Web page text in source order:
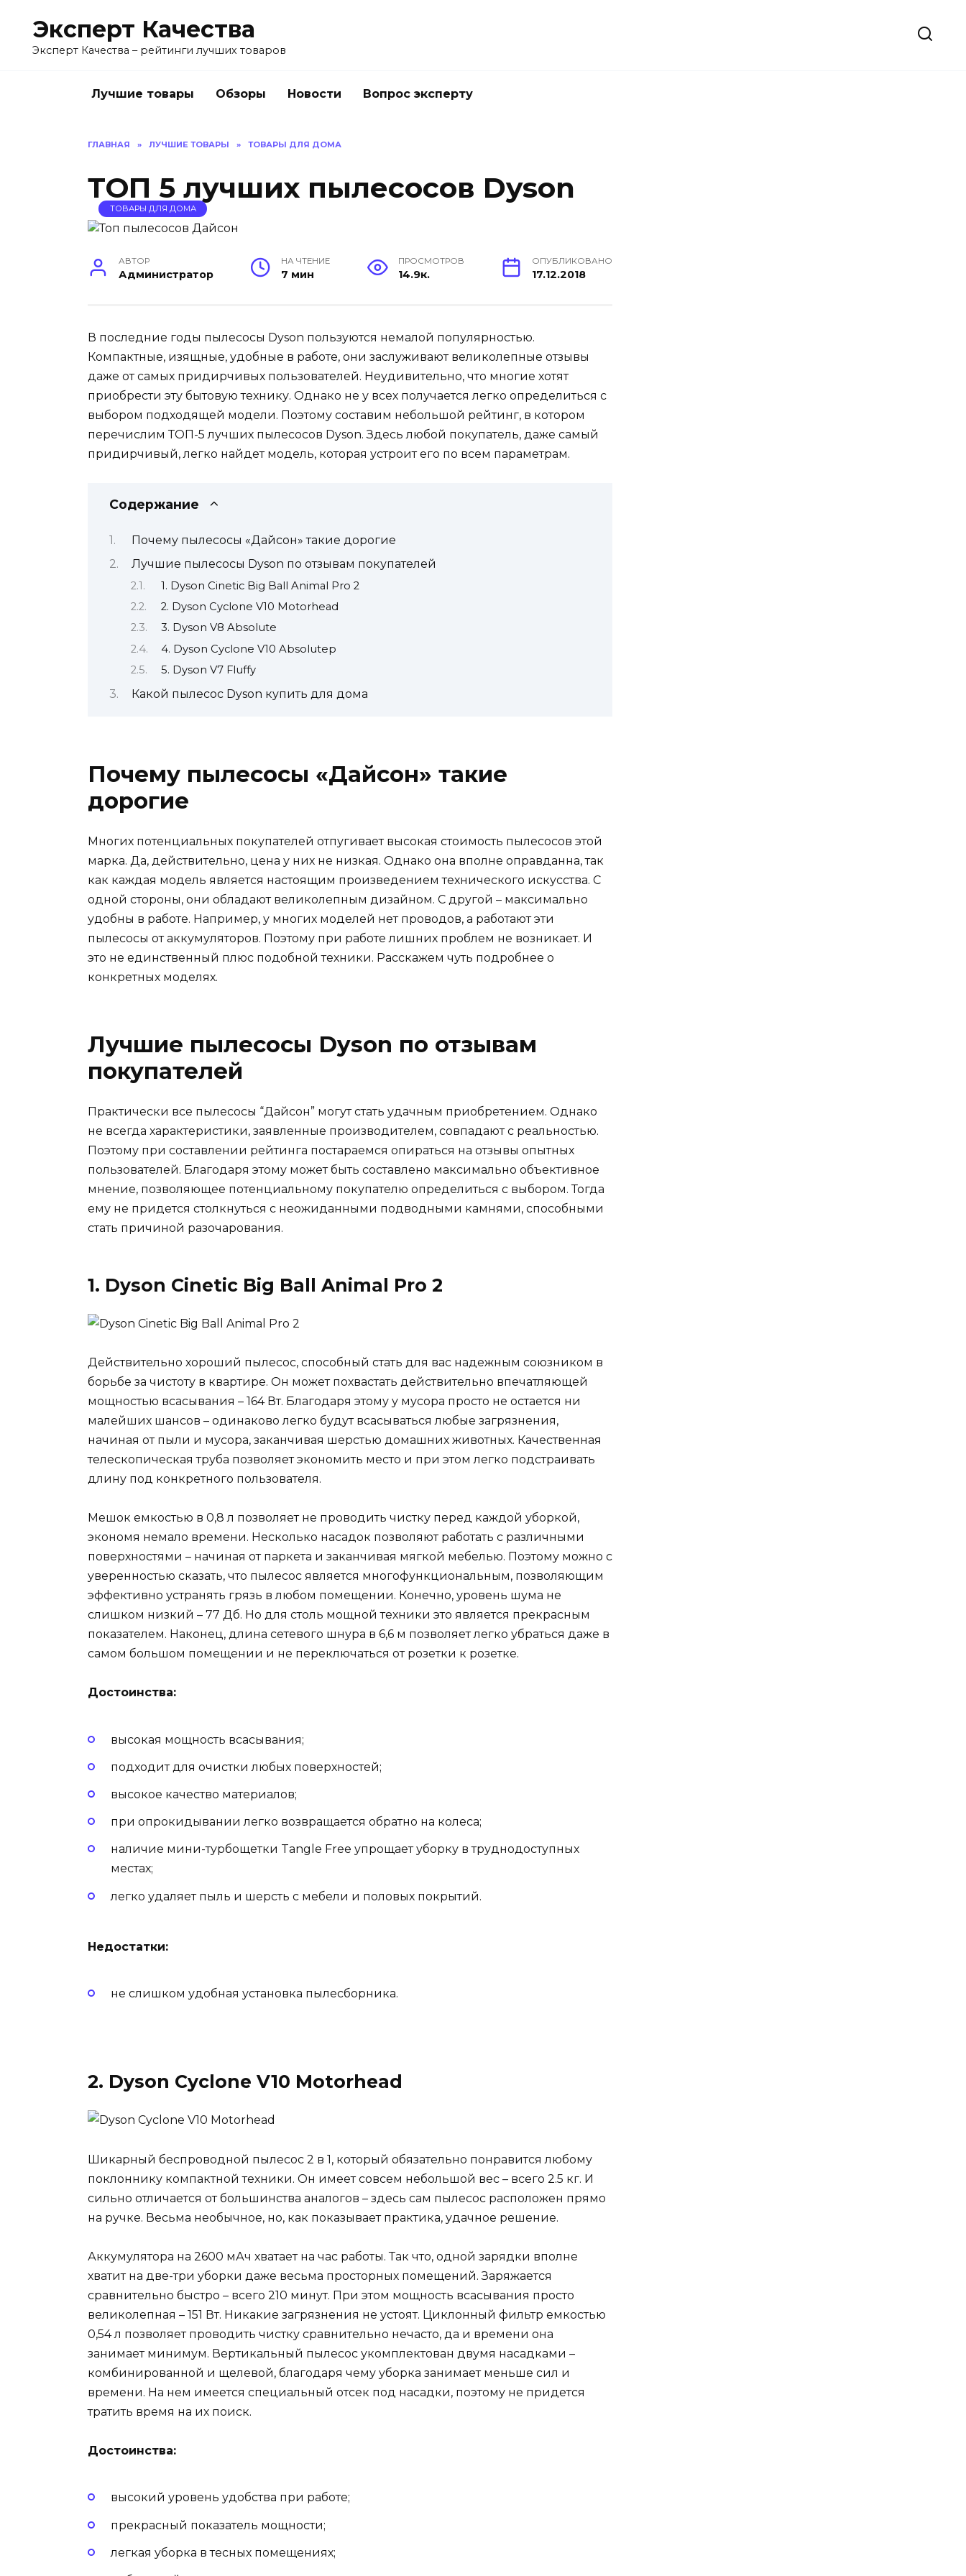
содержанию
Эксперт Качества
Эксперт Качества – рейтинги лучших товаров
Лучшие товары Обзоры Новости Вопрос эксперту
ГЛАВНАЯ » ЛУЧШИЕ ТОВАРЫ » ТОВАРЫ ДЛЯ ДОМА
ТОП 5 лучших пылесосов Dyson
ТОВАРЫ ДЛЯ ДОМА
АВТОР
Администратор
НА ЧТЕНИЕ
7 мин
ПРОСМОТРОВ
14.9к.
ОПУБЛИКОВАНО
17.12.2018
В последние годы пылесосы Dyson пользуются немалой популярностью.
Компактные, изящные, удобные в работе, они заслуживают великолепные отзывы
даже от самых придирчивых пользователей. Неудивительно, что многие хотят
приобрести эту бытовую технику. Однако не у всех получается легко определиться с
выбором подходящей модели. Поэтому составим небольшой рейтинг, в котором
перечислим ТОП-5 лучших пылесосов Dyson. Здесь любой покупатель, даже самый
придирчивый, легко найдет модель, которая устроит его по всем параметрам.
Содержание
Почему пылесосы «Дайсон» такие дорогие
Лучшие пылесосы Dyson по отзывам покупателей
1. Dyson Cinetic Big Ball Animal Pro 2
2. Dyson Cyclone V10 Motorhead
3. Dyson V8 Absolute
4. Dyson Cyclone V10 Absoluteр
5. Dyson V7 Fluffy
Какой пылесос Dyson купить для дома
Почему пылесосы «Дайсон» такие
дорогие
Многих потенциальных покупателей отпугивает высокая стоимость пылесосов этой
марка. Да, действительно, цена у них не низкая. Однако она вполне оправданна, так
как каждая модель является настоящим произведением технического искусства. С
одной стороны, они обладают великолепным дизайном. С другой – максимально
удобны в работе. Например, у многих моделей нет проводов, а работают эти
пылесосы от аккумуляторов. Поэтому при работе лишних проблем не возникает. И
это не единственный плюс подобной техники. Расскажем чуть подробнее о
конкретных моделях.
Лучшие пылесосы Dyson по отзывам
покупателей
Практически все пылесосы “Дайсон” могут стать удачным приобретением. Однако
не всегда характеристики, заявленные производителем, совпадают с реальностью.
Поэтому при составлении рейтинга постараемся опираться на отзывы опытных
пользователей. Благодаря этому может быть составлено максимально объективное
мнение, позволяющее потенциальному покупателю определиться с выбором. Тогда
ему не придется столкнуться с неожиданными подводными камнями, способными
стать причиной разочарования.
1. Dyson Cinetic Big Ball Animal Pro 2
Действительно хороший пылесос, способный стать для вас надежным союзником в
борьбе за чистоту в квартире. Он может похвастать действительно впечатляющей
мощностью всасывания – 164 Вт. Благодаря этому у мусора просто не остается ни
малейших шансов – одинаково легко будут всасываться любые загрязнения,
начиная от пыли и мусора, заканчивая шерстью домашних животных. Качественная
телескопическая труба позволяет экономить место и при этом легко подстраивать
длину под конкретного пользователя.
Мешок емкостью в 0,8 л позволяет не проводить чистку перед каждой уборкой,
экономя немало времени. Несколько насадок позволяют работать с различными
поверхностями – начиная от паркета и заканчивая мягкой мебелью. Поэтому можно с
уверенностью сказать, что пылесос является многофункциональным, позволяющим
эффективно устранять грязь в любом помещении. Конечно, уровень шума не
слишком низкий – 77 Дб. Но для столь мощной техники это является прекрасным
показателем. Наконец, длина сетевого шнура в 6,6 м позволяет легко убраться даже в
самом большом помещении и не переключаться от розетки к розетке.
Достоинства:
высокая мощность всасывания;
подходит для очистки любых поверхностей;
высокое качество материалов;
при опрокидывании легко возвращается обратно на колеса;
наличие мини-турбощетки Tangle Free упрощает уборку в труднодоступных
местах;
легко удаляет пыль и шерсть с мебели и половых покрытий.
Недостатки:
не слишком удобная установка пылесборника.
2. Dyson Cyclone V10 Motorhead
Шикарный беспроводной пылесос 2 в 1, который обязательно понравится любому
поклоннику компактной техники. Он имеет совсем небольшой вес – всего 2.5 кг. И
сильно отличается от большинства аналогов – здесь сам пылесос расположен прямо
на ручке. Весьма необычное, но, как показывает практика, удачное решение.
Аккумулятора на 2600 мАч хватает на час работы. Так что, одной зарядки вполне
хватит на две-три уборки даже весьма просторных помещений. Заряжается
сравнительно быстро – всего 210 минут. При этом мощность всасывания просто
великолепная – 151 Вт. Никакие загрязнения не устоят. Циклонный фильтр емкостью
0,54 л позволяет проводить чистку сравнительно нечасто, да и времени она
занимает минимум. Вертикальный пылесос укомплектован двумя насадками –
комбинированной и щелевой, благодаря чему уборка занимает меньше сил и
времени. На нем имеется специальный отсек под насадки, поэтому не придется
тратить время на их поиск.
Достоинства:
высокий уровень удобства при работе;
прекрасный показатель мощности;
легкая уборка в тесных помещениях;